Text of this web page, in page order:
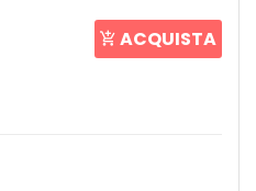
ACQUISTA